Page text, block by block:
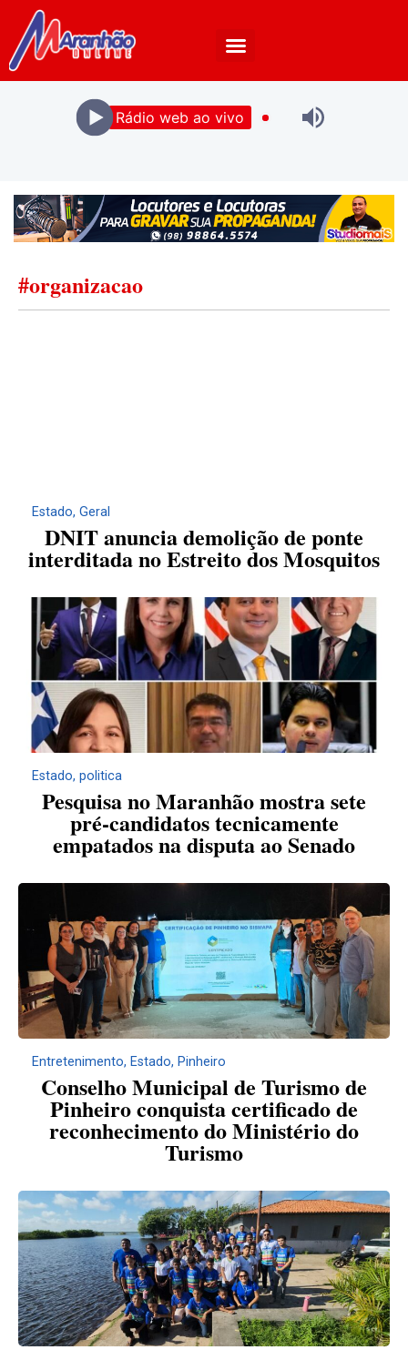
Rádio web ao vivo
#organizacao
Estado, Geral
DNIT anuncia demolição de ponte
interditada no Estreito dos Mosquitos
Estado, politica
Pesquisa no Maranhão mostra sete
pré-candidatos tecnicamente
empatados na disputa ao Senado
Entretenimento, Estado, Pinheiro
Conselho Municipal de Turismo de
Pinheiro conquista certificado de
reconhecimento do Ministério do
Turismo